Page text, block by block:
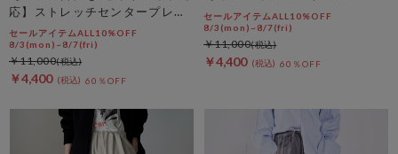
応】ストレッチセンタープレス
パンツ
セールアイテムALL10%OFF
8/3(mon)~8/7(fri)
￥4,400 60％OFF
￥11,000
セールアイテムALL10%OFF
8/3(mon)~8/7(fri)
￥4,400 60％OFF
￥11,000